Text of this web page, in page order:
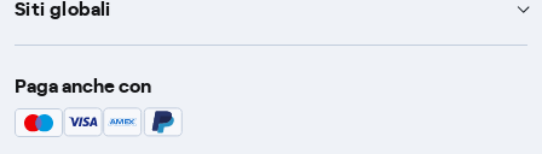
Siti globali
Enel Group
Enel Green Power
Paga anche con